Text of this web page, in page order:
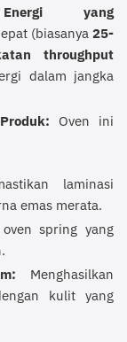
yang
(biasanya 25-
throughput
dalam jangka
Oven ini
laminasi
emas merata.
spring yang
Menghasilkan
kulit yang